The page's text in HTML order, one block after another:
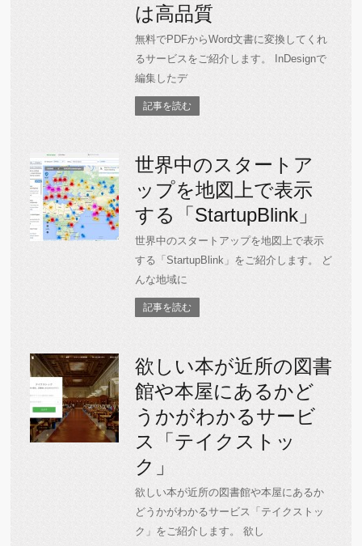
は高品質
無料でPDFからWord文書に変換してくれ
るサービスをご紹介します。 InDesignで
編集したデ
記事を読む
世界中のスタートア
ップを地図上で表示
する「StartupBlink」
世界中のスタートアップを地図上で表示
する「StartupBlink」をご紹介します。 ど
んな地域に
記事を読む
欲しい本が近所の図書
館や本屋にあるかど
うかがわかるサービ
ス「テイクストッ
ク」
欲しい本が近所の図書館や本屋にあるか
どうかがわかるサービス「テイクストッ
ク」をご紹介します。 欲し